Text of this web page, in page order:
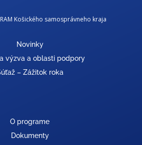
Košického samosprávneho kraja
Novinky
výzva a oblasti podpory
– Zážitok roka
O programe
Dokumenty